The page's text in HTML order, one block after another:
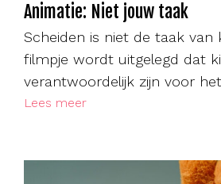
Animatie: Niet jouw taak
Scheiden is niet de taak van
filmpje wordt uitgelegd dat
verantwoordelijk zijn voor
Lees meer